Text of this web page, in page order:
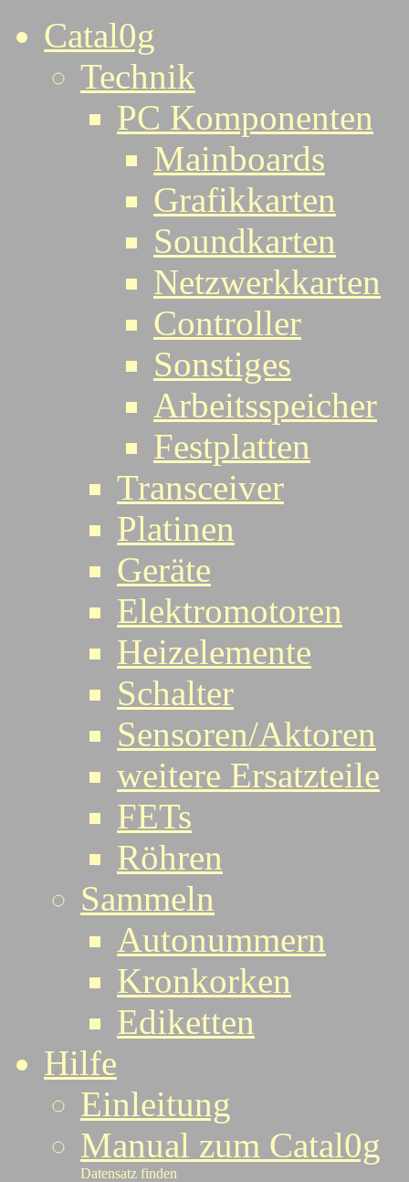
Catal0g
Technik
PC Komponenten
Mainboards
Grafikkarten
Soundkarten
Netzwerkkarten
Controller
Sonstiges
Arbeitsspeicher
Festplatten
Transceiver
Platinen
Geräte
Elektromotoren
Heizelemente
Schalter
Sensoren/Aktoren
weitere Ersatzteile
FETs
Röhren
Sammeln
Autonummern
Kronkorken
Ediketten
Hilfe
Einleitung
Manual zum Catal0g
Datensatz finden